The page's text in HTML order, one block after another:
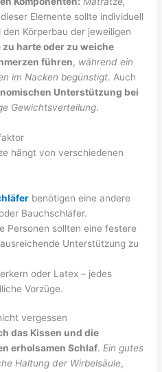
Elemente sollte individuell
Körperbau der jeweiligen
zu harte oder zu weiche
führen, während ein
im Nacken begünstigt. Auch
Unterstützung bei
Gewichtsverteilung.
hängt von verschiedenen
benötigen eine andere
Bauchschläfer.
Personen sollten eine festere
Unterstützung zu
oder Latex – jedes
Vorzüge.
vergessen
das Kissen und die
erholsamen Schlaf.Ein gutes
Haltung der Wirbelsäule,